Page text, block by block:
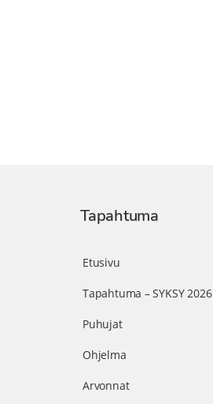
Tapahtuma
Etusivu
Tapahtuma – SYKSY 2026
Puhujat
Ohjelma
Arvonnat